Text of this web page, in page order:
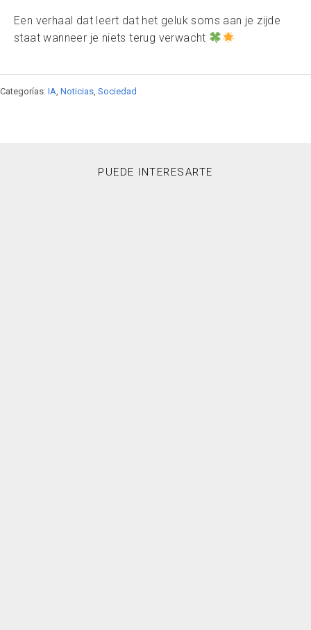
Een verhaal dat leert dat het geluk soms aan je zijde
staat wanneer je niets terug verwacht
Categorías: IA, Noticias, Sociedad
PUEDE INTERESARTE